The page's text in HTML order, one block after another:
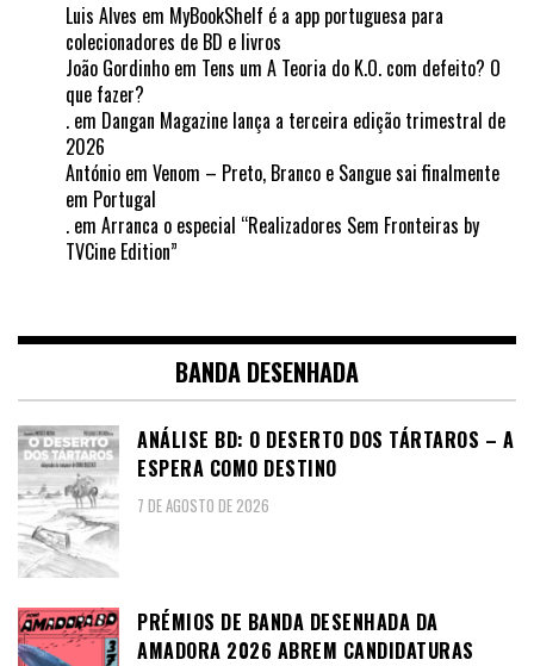
Luis Alves em MyBookShelf é a app portuguesa para
colecionadores de BD e livros
João Gordinho em Tens um A Teoria do K.O. com defeito? O
que fazer?
. em Dangan Magazine lança a terceira edição trimestral de
2026
António em Venom – Preto, Branco e Sangue sai finalmente
em Portugal
. em Arranca o especial “Realizadores Sem Fronteiras by
TVCine Edition”
BANDA DESENHADA
ANÁLISE BD: O DESERTO DOS TÁRTAROS – A
ESPERA COMO DESTINO
7 DE AGOSTO DE 2026
PRÉMIOS DE BANDA DESENHADA DA
AMADORA 2026 ABREM CANDIDATURAS